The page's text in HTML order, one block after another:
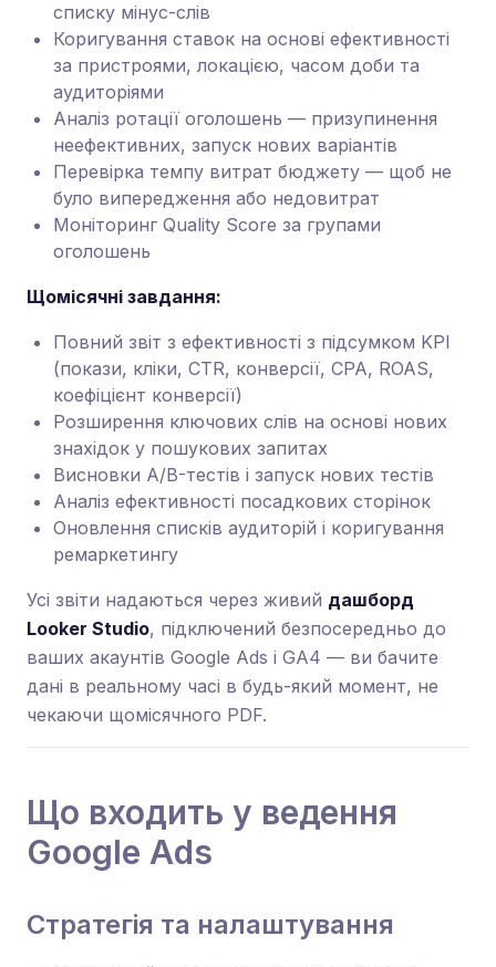
списку мінус-слів
Коригування ставок на основі ефективності
за пристроями, локацією, часом доби та
аудиторіями
Аналіз ротації оголошень — призупинення
неефективних, запуск нових варіантів
Перевірка темпу витрат бюджету — щоб не
було випередження або недовитрат
Моніторинг Quality Score за групами
оголошень
Щомісячні завдання:
Повний звіт з ефективності з підсумком KPI
(покази, кліки, CTR, конверсії, CPA, ROAS,
коефіцієнт конверсії)
Розширення ключових слів на основі нових
знахідок у пошукових запитах
Висновки A/B-тестів і запуск нових тестів
Аналіз ефективності посадкових сторінок
Оновлення списків аудиторій і коригування
ремаркетингу
Усі звіти надаються через живий дашборд
Looker Studio, підключений безпосередньо до
ваших акаунтів Google Ads і GA4 — ви бачите
дані в реальному часі в будь-який момент, не
чекаючи щомісячного PDF.
Що входить у ведення
Google Ads
Стратегія та налаштування